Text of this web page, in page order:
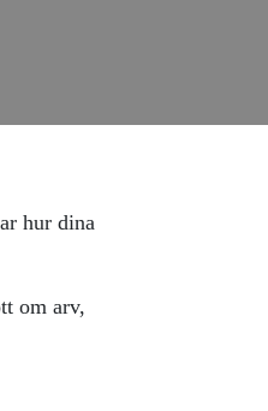
hur dina
om arv,